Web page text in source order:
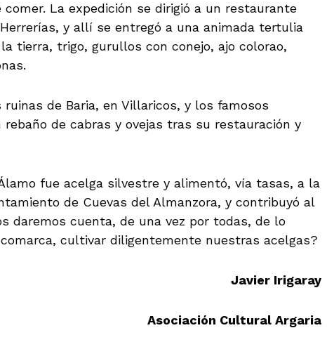
La expedición se dirigió a un restaurante
y allí se entregó a una animada tertulia
tierra, trigo, gurullos con conejo, ajo colorao,
de Baria, en Villaricos, y los famosos
de cabras y ovejas tras su restauración y
fue acelga silvestre y alimentó, vía tasas, a la
de Cuevas del Almanzora, y contribuyó al
daremos cuenta, de una vez por todas, de lo
cultivar diligentemente nuestras acelgas?
Javier Irigaray
Asociación Cultural Argaria